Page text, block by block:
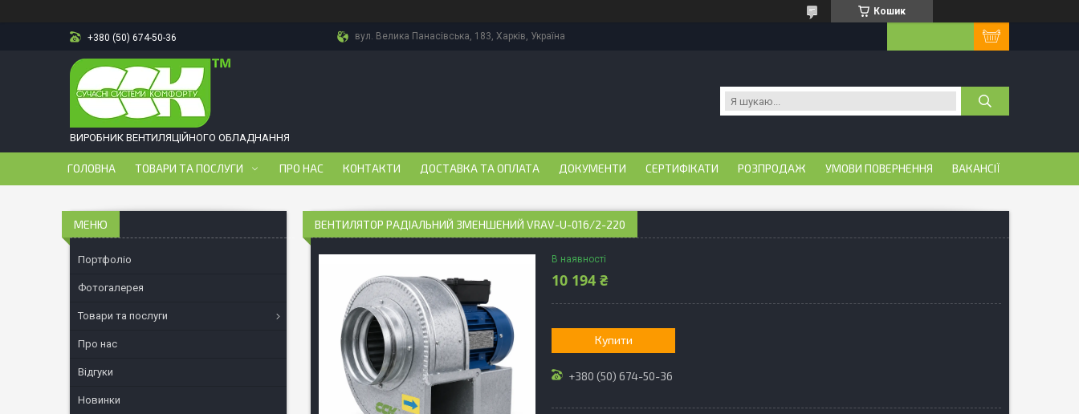
Кошик
+380 (50) 674-50-36 вул. Велика Панасівська, 183, Харків, Україна
ВИРОБНИК ВЕНТИЛЯЦІЙНОГО ОБЛАДНАННЯ
ГОЛОВНА ТОВАРИ ТА ПОСЛУГИ ПРО НАС КОНТАКТИ ДОСТАВКА ТА ОПЛАТА ДОКУМЕНТИ СЕРТИФІКАТИ РОЗПРОДАЖ УМОВИ ПОВЕРНЕННЯ ВАКАНСІЇ
ВЕНТИЛЯТОР РАДІАЛЬНИЙ ЗМЕНШЕНИЙ VRAV-U-016/2-220
В наявності
10 194 ₴
Купити
+380 (50) 674-50-36
Портфоліо
Фотогалерея
Товари та послуги
Про нас
Відгуки
Новинки